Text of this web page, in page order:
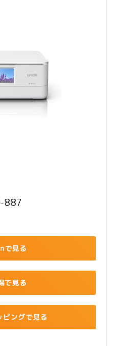
887
で見る
で見る
ングで見る